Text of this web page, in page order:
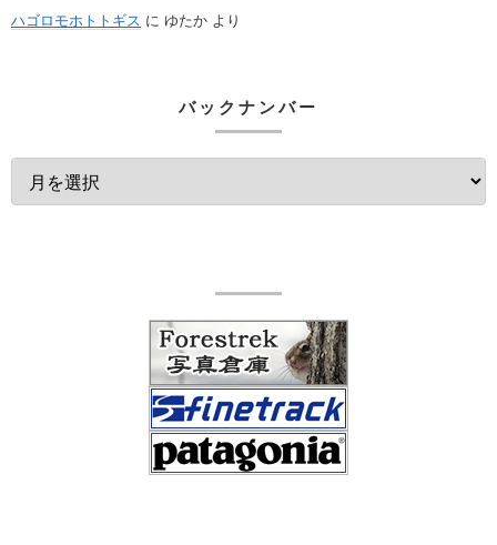
ハゴロモホトトギス に ゆたか より
バックナンバー